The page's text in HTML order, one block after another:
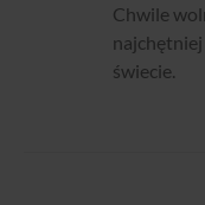
Chwile
świecie.